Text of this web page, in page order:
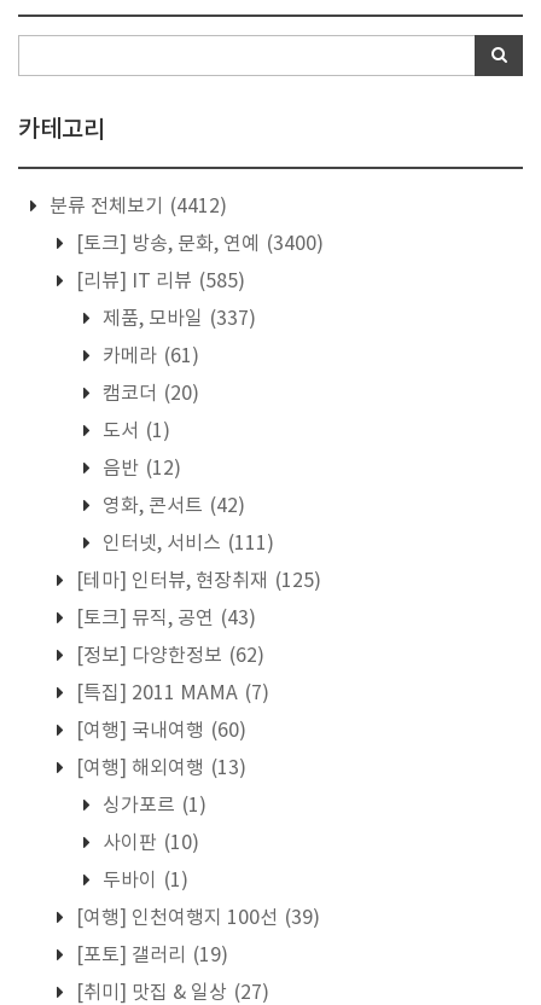
카테고리
분류 전체보기
(4412)
[토크] 방송, 문화, 연예
(3400)
[리뷰] IT 리뷰 (585)
제품, 모바일 (337)
카메라 (61)
캠코더 (20)
도서 (1)
음반 (12)
영화, 콘서트 (42)
인터넷, 서비스 (111)
[테마] 인터뷰, 현장취재 (125)
[토크] 뮤직, 공연 (43)
[정보] 다양한정보 (62)
[특집] 2011 MAMA (7)
[여행] 국내여행 (60)
[여행] 해외여행 (13)
싱가포르 (1)
사이판 (10)
두바이
(1)
[여행] 인천여행지 100선 (39)
[포토] 갤러리
(19)
[취미] 맛집 & 일상 (27)